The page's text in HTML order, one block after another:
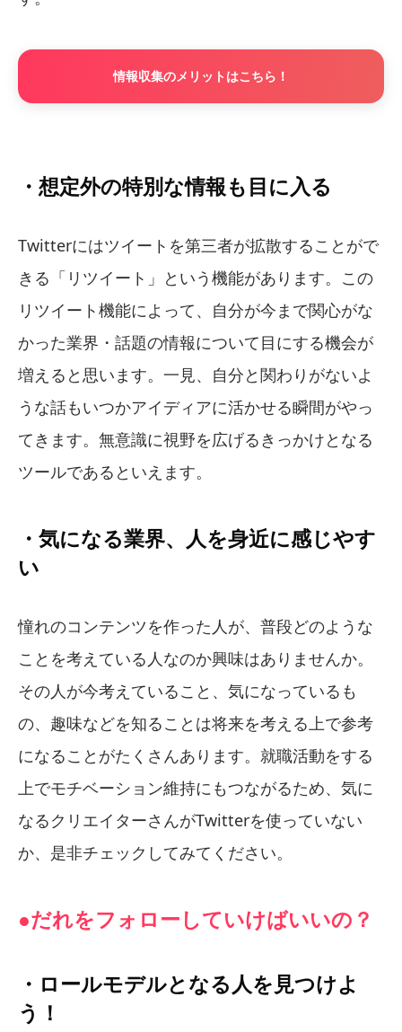
情報収集のメリットはこちら！
・想定外の特別な情報も目に入る
Twitterにはツイートを第三者が拡散することがで
きる「リツイート」という機能があります。この
リツイート機能によって、自分が今まで関心がな
かった業界・話題の情報について目にする機会が
増えると思います。一見、自分と関わりがないよ
うな話もいつかアイディアに活かせる瞬間がやっ
てきます。無意識に視野を広げるきっかけとなる
ツールであるといえます。
・気になる業界、人を身近に感じやす
い
憧れのコンテンツを作った人が、普段どのような
ことを考えている人なのか興味はありませんか。
その人が今考えていること、気になっているも
の、趣味などを知ることは将来を考える上で参考
になることがたくさんあります。就職活動をする
上でモチベーション維持にもつながるため、気に
なるクリエイターさんがTwitterを使っていない
か、是非チェックしてみてください。
●だれをフォローしていけばいいの？
・ロールモデルとなる人を見つけよ
う！